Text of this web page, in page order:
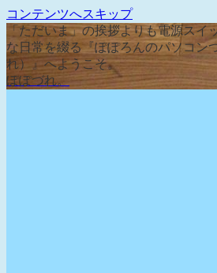
コンテンツへスキップ
「ただいま」の挨拶よりも電源スイ
な日常を綴る『ぽぽろんのパソコン
れ）』へようこそ。
ぽぽづれ。